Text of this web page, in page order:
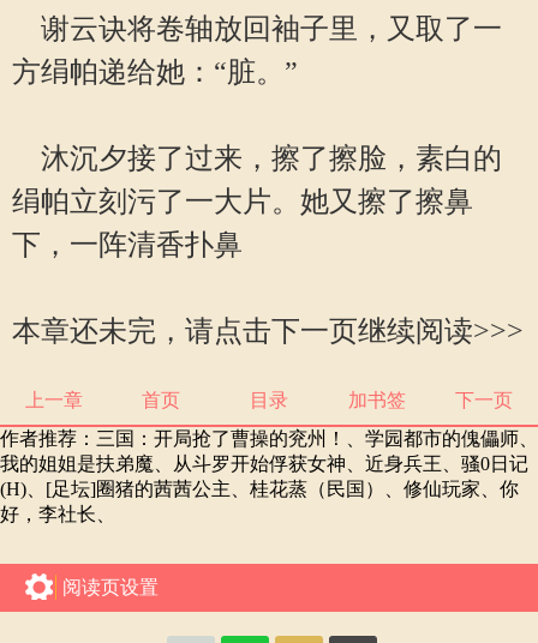
谢云诀将卷轴放回袖子里，又取了一
方绢帕递给她：“脏。”
沐沉夕接了过来，擦了擦脸，素白的
绢帕立刻污了一大片。她又擦了擦鼻
下，一阵清香扑鼻
本章还未完，请点击下一页继续阅读>>>
上一章 首页 目录 加书签
下一页
作者推荐： 三国：开局抢了曹操的兖州！ 学园都市的傀儡师
我的姐姐是扶弟魔
从斗罗开始俘获女神 近身兵王
骚0日记
(H)
[足坛]圈猪的茜茜公主 桂花蒸（民国） 修仙玩家
你
好，李社长
阅读页设置